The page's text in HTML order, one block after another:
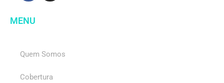
MENU
Quem Somos
Cobertura